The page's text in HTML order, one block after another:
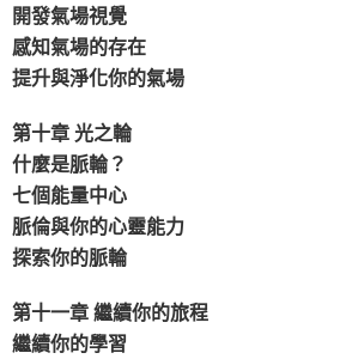
開發氣場視覺
感知氣場的存在
提升與淨化你的氣場
第十章 光之輪
什麼是脈輪？
七個能量中心
脈倫與你的心靈能力
探索你的脈輪
第十一章 繼續你的旅程
繼續你的學習